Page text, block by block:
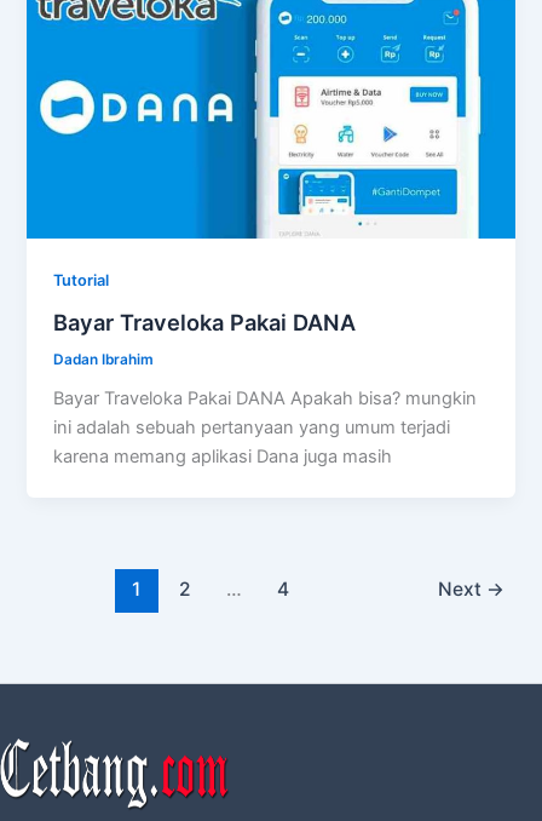
Tutorial
Bayar Traveloka Pakai DANA
Dadan Ibrahim
Bayar Traveloka Pakai DANA Apakah bisa? mungkin
ini adalah sebuah pertanyaan yang umum terjadi
karena memang aplikasi Dana juga masih
1 2 … 4 Next →